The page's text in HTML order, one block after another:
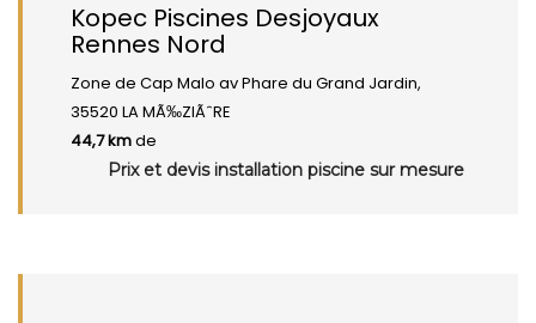
Kopec Piscines Desjoyaux
Rennes Nord
Zone de Cap Malo av Phare du Grand Jardin,
35520 LA MÃ‰ZIÃˆRE
44,7 kmde
Prix et devis installation piscine sur mesure